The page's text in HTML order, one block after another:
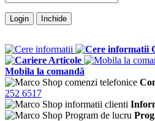
Login Inchide
Articole
Mobila la comandă
252 6517